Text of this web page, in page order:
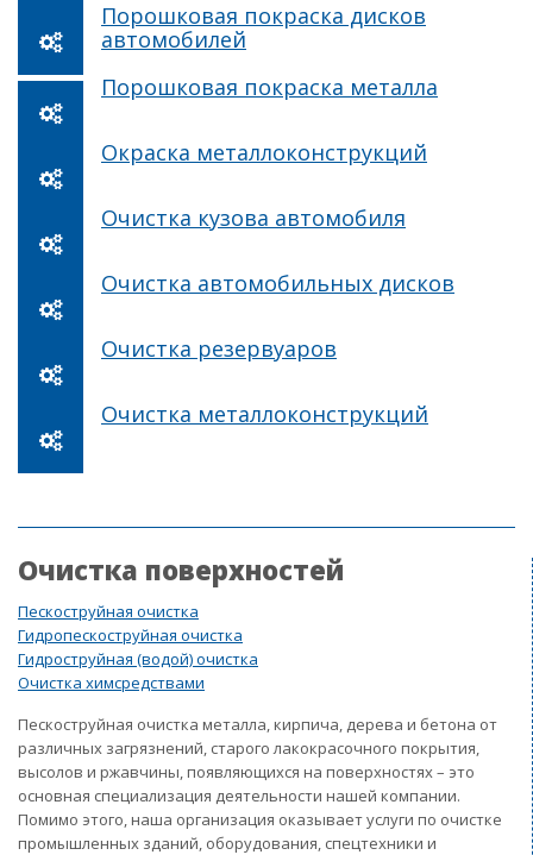
Порошковая покраска дисков
автомобилей
Порошковая покраска металла
Окраска металлоконструкций
Очистка кузова автомобиля
Очистка автомобильных дисков
Очистка резервуаров
Очистка металлоконструкций
Очистка поверхностей
Пескоструйная очистка
Гидропескоструйная очистка
Гидроструйная (водой) очистка
Очистка химсредствами
Пескоструйная очистка металла, кирпича, дерева и бетона от
различных загрязнений, старого лакокрасочного покрытия,
высолов и ржавчины, появляющихся на поверхностях – это
основная специализация деятельности нашей компании.
Помимо этого, наша организация оказывает услуги по очистке
промышленных зданий, оборудования, спецтехники и